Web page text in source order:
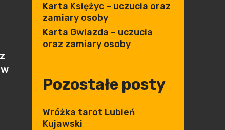
Karta Księżyc – uczucia oraz
zamiary osoby
Karta Gwiazda – uczucia
oraz zamiary osoby
Pozostałe posty
Wróżka tarot Lubień
Kujawski